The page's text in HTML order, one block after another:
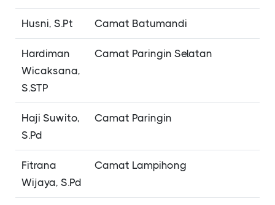
Husni, S.Pt Camat Batumandi
Hardiman
Wicaksana,
S.STP
Camat Paringin Selatan
Haji Suwito,
S.Pd
Camat Paringin
Fitrana
Wijaya, S.Pd
Camat Lampihong